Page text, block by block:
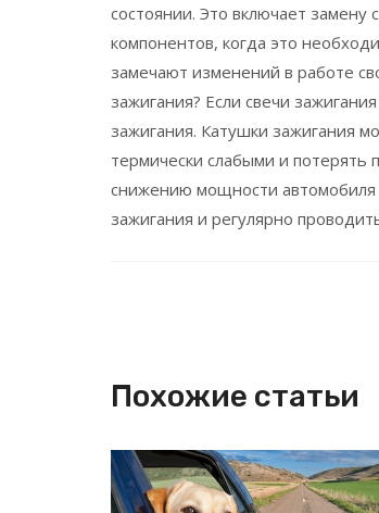
состоянии. Это включает замену
компонентов, когда это
замечают изменений в работе
зажигания? Если свечи
зажигания. Катушки зажигания
термически слабыми и потерять
снижению мощности автомобиля
зажигания и регулярно
Похожие статьи